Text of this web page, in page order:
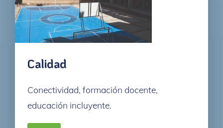
Calidad
Conectividad, formación docente,
educación incluyente.